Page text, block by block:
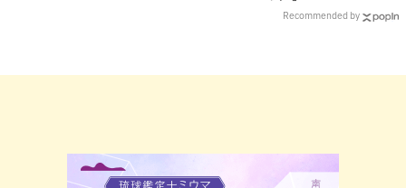
Recommended by